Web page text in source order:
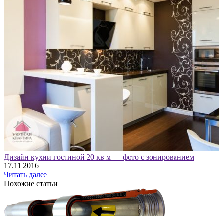
Дизайн кухни гостиной 20 кв м — фото с зонированием
17.11.2016
Читать далее
Похожие статьи